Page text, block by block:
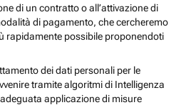
di un contratto o all’attivazione di
di pagamento, che cercheremo
rapidamente possibile proponendoti
dei dati personali per le
tramite algoritmi di Intelligenza
applicazione di misure